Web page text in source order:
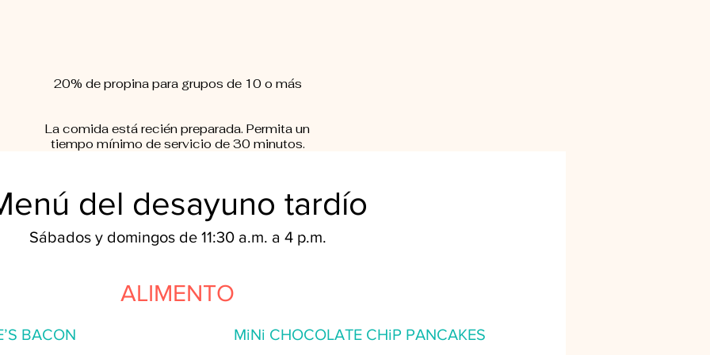
20% de propina para grupos de 10 o más
La comida está recién preparada. Permita un
tiempo mínimo de servicio de 30 minutos.
del desayuno tardío
Sábados y domingos de 11:30 a.m. a 4 p.m.
ALIMENTO
BACON MiNi CHOCOLATE CHiP PANCAKES